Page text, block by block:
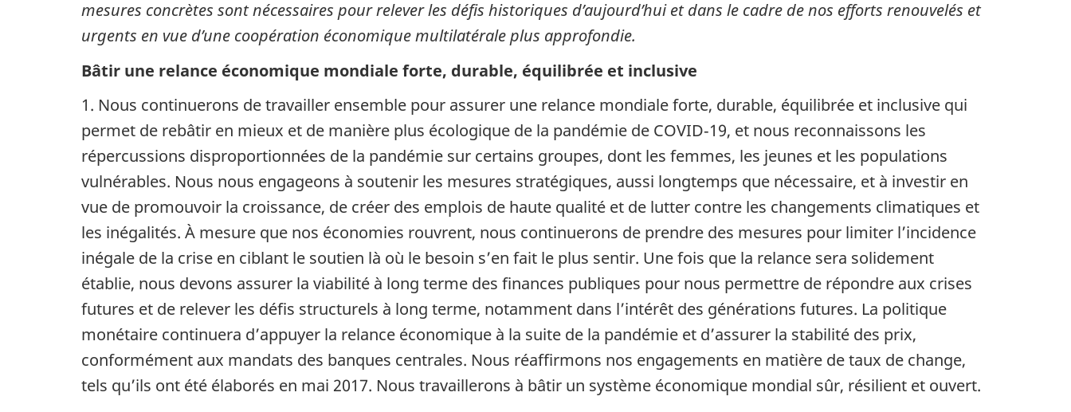
mesures concrètes sont nécessaires pour relever les défis historiques d’aujourd’hui et dans le cadre de nos efforts renouvelés et
urgents en vue d’une coopération économique multilatérale plus approfondie.
Bâtir une relance économique mondiale forte, durable, équilibrée et inclusive
1. Nous continuerons de travailler ensemble pour assurer une relance mondiale forte, durable, équilibrée et inclusive qui
permet de rebâtir en mieux et de manière plus écologique de la pandémie de COVID‑19, et nous reconnaissons les
répercussions disproportionnées de la pandémie sur certains groupes, dont les femmes, les jeunes et les populations
vulnérables. Nous nous engageons à soutenir les mesures stratégiques, aussi longtemps que nécessaire, et à investir en
vue de promouvoir la croissance, de créer des emplois de haute qualité et de lutter contre les changements climatiques et
les inégalités. À mesure que nos économies rouvrent, nous continuerons de prendre des mesures pour limiter l’incidence
inégale de la crise en ciblant le soutien là où le besoin s’en fait le plus sentir. Une fois que la relance sera solidement
établie, nous devons assurer la viabilité à long terme des finances publiques pour nous permettre de répondre aux crises
futures et de relever les défis structurels à long terme, notamment dans l’intérêt des générations futures. La politique
monétaire continuera d’appuyer la relance économique à la suite de la pandémie et d’assurer la stabilité des prix,
conformément aux mandats des banques centrales. Nous réaffirmons nos engagements en matière de taux de change,
tels qu’ils ont été élaborés en mai 2017. Nous travaillerons à bâtir un système économique mondial sûr, résilient et ouvert.